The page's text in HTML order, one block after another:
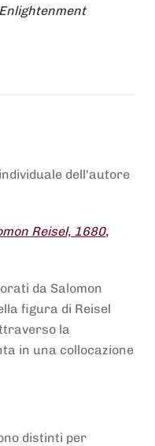
dell'autore
Reisel, 1680,
da Salomon
figura di Reisel
la
in una collocazione
distinti per